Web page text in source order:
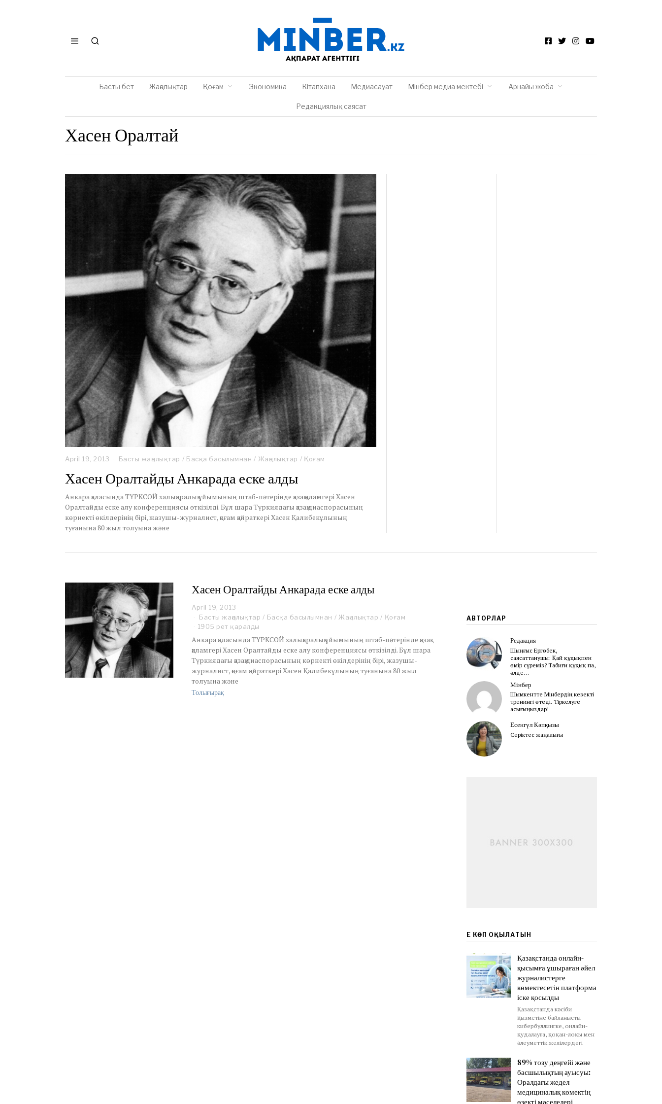
Басты бет Жаңалықтар Қоғам Экономика Кітапхана Медиасауат Мінбер медиа мектебі Арнайы жоба
Редакциялық саясат
Хасен Оралтай
April 19, 2013 Басты жаңалықтар / Басқа басылымнан / Жаңалықтар / Қоғам
Хасен Оралтайды Анкарада еске алды
Анкара қаласында ТҮРКСОЙ халықаралық ұйымының штаб-пәтерінде қазақ қаламгері Хасен
Оралтайды еске алу конференциясы өткізілді. Бұл шара Түркиядағы қазақ диаспорасының
көрнекті өкілдерінің бірі, жазушы-журналист, қоғам қайраткері Хасен Қалибекұлының
туғанына 80 жыл толуына және
Хасен Оралтайды Анкарада еске алды
April 19, 2013
Басты жаңалықтар / Басқа басылымнан / Жаңалықтар / Қоғам
1905 рет қаралды
Анкара қаласында ТҮРКСОЙ халықаралық ұйымының штаб-пәтерінде қазақ
қаламгері Хасен Оралтайды еске алу конференциясы өткізілді. Бұл шара
Түркиядағы қазақ диаспорасының көрнекті өкілдерінің бірі, жазушы-
журналист, қоғам қайраткері Хасен Қалибекұлының туғанына 80 жыл
толуына және
Толығырақ
АВТОРЛАР
Редакция
Шыңғыс Ергөбек,
cаясаттанушы: Қай құқықпен
өмір сүреміз? Табиғи құқық па,
әлде…
Мінбер
Шымкентте Мінбердің кезекті
тренингі өтеді. Тіркелуге
асығыңыздар!
Есенгүл Кәпқызы
Серіктес жаңалығы
ЕҢ КӨП ОҚЫЛАТЫН
Қазақстанда онлайн-
қысымға ұшыраған әйел
журналистерге
көмектесетін платформа
іске қосылды
Қазақстанда кәсіби
қызметіне байланысты
кибербуллингке, онлайн-
қудалауға, қоқан-лоқы мен
әлеуметтік желілердегі
89% тозу деңгейі және
басшылықтың ауысуы:
Оралдағы жедел
медициналық көмектің